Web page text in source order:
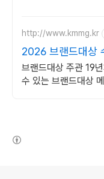
http://www.kmmg.kr
2026 브랜드대상
틀
브랜드대상 주관 19
수 있는 브랜드대상